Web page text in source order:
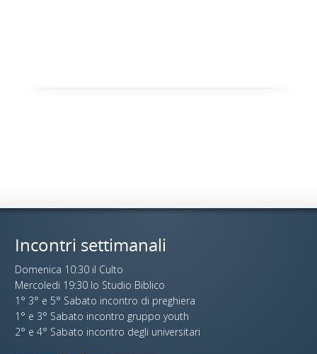
Incontri settimanali
Domenica 10:30 il Culto
Mercoledi 19:30 lo Studio Biblico
1° 3° e 5° Sabato incontro di preghiera
1° e 3° Sabato incontro gruppo youth
2° e 4° Sabato incontro degli universitari